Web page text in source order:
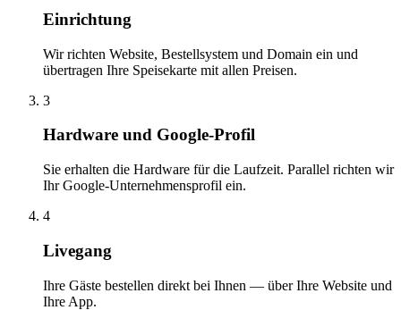
Einrichtung
Wir richten Website, Bestellsystem und Domain ein und
übertragen Ihre Speisekarte mit allen Preisen.
3
Hardware und Google-Profil
Sie erhalten die Hardware für die Laufzeit. Parallel richten wir
Ihr Google-Unternehmensprofil ein.
4
Livegang
Ihre Gäste bestellen direkt bei Ihnen — über Ihre Website und
Ihre App.